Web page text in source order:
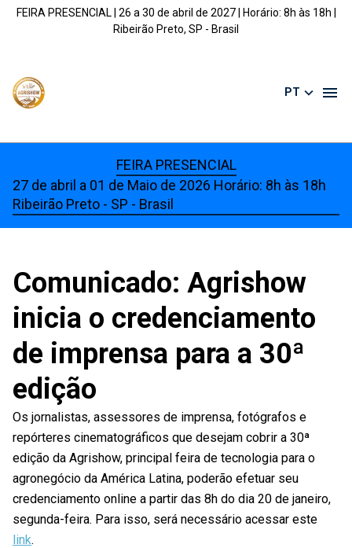
FEIRA PRESENCIAL | 26 a 30 de abril de 2027 | Horário: 8h às 18h |
Ribeirão Preto, SP - Brasil
PT
FEIRA PRESENCIAL
27 de abril a 01 de Maio de 2026 Horário: 8h às 18h
Ribeirão Preto - SP - Brasil
Comunicado: Agrishow
inicia o credenciamento
de imprensa para a 30ª
edição
Os jornalistas, assessores de imprensa, fotógrafos e
repórteres cinematográficos que desejam cobrir a 30ª
edição da Agrishow, principal feira de tecnologia para o
agronegócio da América Latina, poderão efetuar seu
credenciamento online a partir das 8h do dia 20 de janeiro,
segunda-feira. Para isso, será necessário acessar este
link.